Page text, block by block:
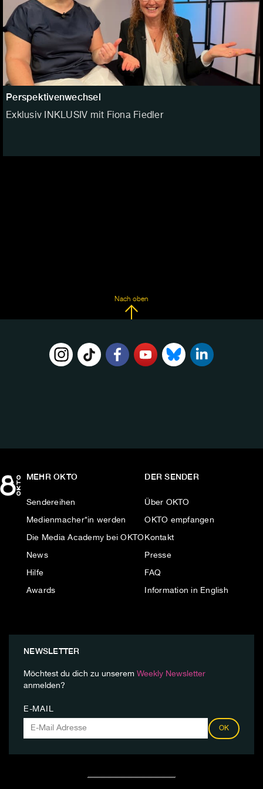
Perspektivenwechsel
Exklusiv INKLUSIV mit Fiona Fiedler
Nach oben
MEHR OKTO
Sendereihen
Medienmacher*in werden
Die Media Academy bei OKTO
News
Hilfe
Awards
DER SENDER
Über OKTO
OKTO empfangen
Kontakt
Presse
FAQ
Information in English
NEWSLETTER
Möchtest du dich zu unserem Weekly Newsletter
anmelden?
E-MAIL
OK